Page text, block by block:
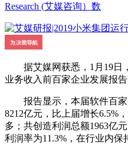
Research (艾媒咨询）数
据艾媒网获悉，1月19日
业务收入前百家企业发展报告
报告显示，本届软件百家
8212亿元，比上届增长6.5%
多；共创造利润总额1963亿
利润率为11.3%，在行业内